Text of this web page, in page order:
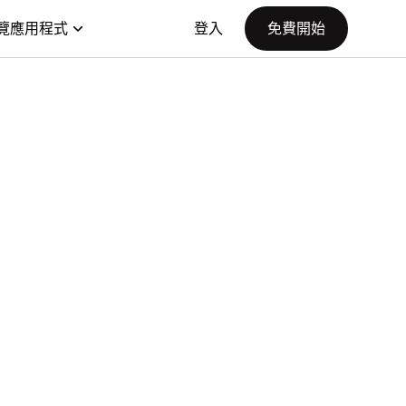
應用程式 登入 免費開始